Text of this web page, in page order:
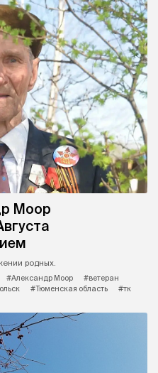
Моор
родных.
#Александр Моор
#ветеран
#Тюменская область #тк